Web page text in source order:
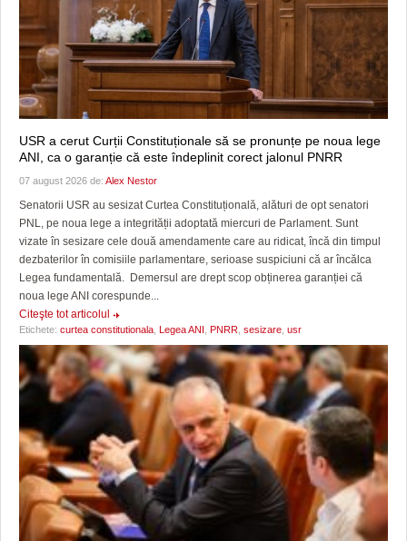
USR a cerut Curții Constituționale să se pronunțe pe noua lege
ANI, ca o garanție că este îndeplinit corect jalonul PNRR
07 august 2026 de: Alex Nestor
Senatorii USR au sesizat Curtea Constituțională, alături de opt senatori
PNL, pe noua lege a integrității adoptată miercuri de Parlament. Sunt
vizate în sesizare cele două amendamente care au ridicat, încă din timpul
dezbaterilor în comisiile parlamentare, serioase suspiciuni că ar încălca
Legea fundamentală. Demersul are drept scop obținerea garanției că
noua lege ANI corespunde...
Citeşte tot articolul
Etichete: curtea constitutionala Legea ANI PNRR sesizare usr